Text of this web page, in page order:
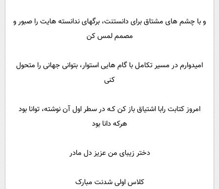
و با چشم های مشتاق برای دانستنت، برگهای ندانسته هایت را صبور و
مصمم لمس کن
امیدوارم در مسیر تکامل با گام هایی استوار، بتوانی جهانی را متحول
کنی
امروز کتابت رابا اشتیاق باز کن کـه در سطر اول آن نوشته، توانا بود
هرکه دانا بود
دختر زیبای من عزیز دل مادر
کلاس اولی شدنت مبارک